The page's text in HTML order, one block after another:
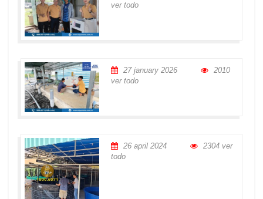
ver todo
27 january 2026
2010
ver todo
26 april 2024
2304 ver
todo